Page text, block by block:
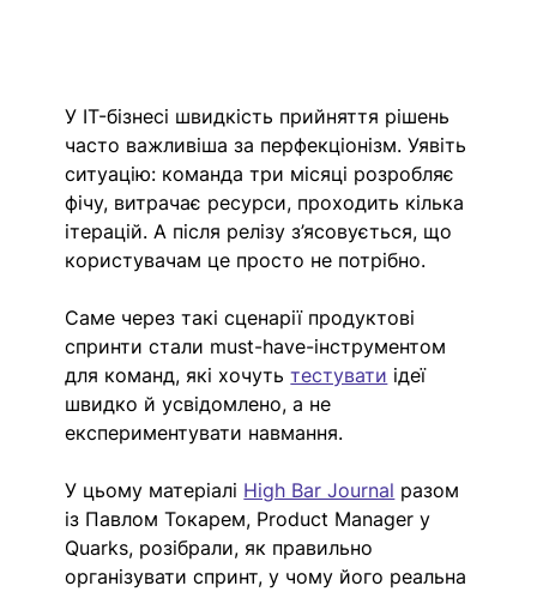
У IT-бізнесі швидкість прийняття рішень
часто важливіша за перфекціонізм. Уявіть
ситуацію: команда три місяці розробляє
фічу, витрачає ресурси, проходить кілька
ітерацій. А після релізу з’ясовується, що
користувачам це просто не потрібно.
Саме через такі сценарії продуктові
спринти стали must-have-інструментом
для команд, які хочуть тестувати ідеї
швидко й усвідомлено, а не
експериментувати навмання.
У цьому матеріалі High Bar Journal разом
із Павлом Токарем, Product Manager у
Quarks, розібрали, як правильно
організувати спринт, у чому його реальна